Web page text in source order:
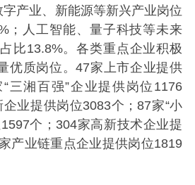
产业、新能源等新兴产业岗位
；人工智能、量子科技等未来
比13.8%。各类重点企业积极
优质岗位。47家上市企业提供
三湘百强”企业提供岗位1176
业提供岗位3083个；87家“小
个；304家高新技术企业提
产业链重点企业提供岗位1819